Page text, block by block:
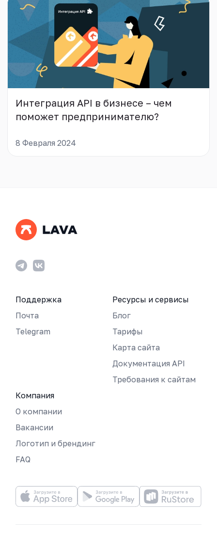
Интеграция API в бизнесе – чем
поможет предпринимателю?
8 Февраля 2024
Поддержка
Почта
Telegram
Ресурсы и сервисы
Блог
Тарифы
Карта сайта
Документация API
Требования к сайтам
Компания
О компании
Вакансии
Логотип и брендинг
FAQ